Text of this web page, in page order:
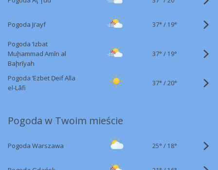
Pogoda Ji‘ayf 37° / 19°
Pogoda ‘Izbat
Muḩammad Amīn al
Baḩrīyah
37° / 19°
Pogoda ‘Ezbet Ḍeif Alla
el-Lâfi
37° /20°
Pogoda w Twoim mieście
Pogoda Warszawa 25° / 18°